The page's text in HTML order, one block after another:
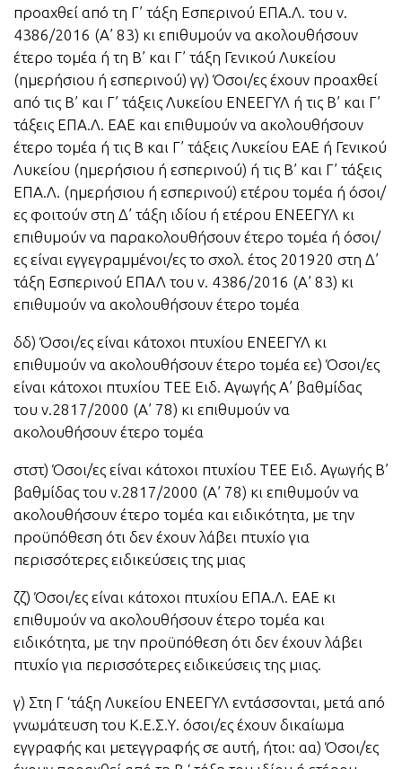
προαχθεί από τη Γ’ τάξη Εσπερινού ΕΠΑ.Λ. του ν.
4386/2016 (Α’ 83) κι επιθυμούν να ακολουθήσουν
έτερο τομέα ή τη Β’ και Γ’ τάξη Γενικού Λυκείου
(ημερήσιου ή εσπερινού) γγ) Όσοι/ες έχουν προαχθεί
από τις Β’ και Γ’ τάξεις Λυκείου ΕΝΕΕΓΥΛ ή τις Β’ και Γ’
τάξεις ΕΠΑ.Λ. ΕΑΕ και επιθυμούν να ακολουθήσουν
έτερο τομέα ή τις Β και Γ’ τάξεις Λυκείου ΕΑΕ ή Γενικού
Λυκείου (ημερήσιου ή εσπερινού) ή τις Β’ και Γ’ τάξεις
ΕΠΑ.Λ. (ημερήσιου ή εσπερινού) ετέρου τομέα ή όσοι/
ες φοιτούν στη Δ’ τάξη ιδίου ή ετέρου ΕΝΕΕΓΥΛ κι
επιθυμούν να παρακολουθήσουν έτερο τομέα ή όσοι/
ες είναι εγγεγραμμένοι/ες το σχολ. έτος 201920 στη Δ’
τάξη Εσπερινού ΕΠΑΛ του ν. 4386/2016 (Α’ 83) κι
επιθυμούν να ακολουθήσουν έτερο τομέα
δδ) Όσοι/ες είναι κάτοχοι πτυχίου ΕΝΕΕΓΥΛ κι
επιθυμούν να ακολουθήσουν έτερο τομέα εε) Όσοι/ες
είναι κάτοχοι πτυχίου TEE Ειδ. Αγωγής Α’ βαθμίδας
του ν.2817/2000 (Α’ 78) κι επιθυμούν να
ακολουθήσουν έτερο τομέα
στστ) Όσοι/ες είναι κάτοχοι πτυχίου TEE Ειδ. Αγωγής Β’
βαθμίδας του ν.2817/2000 (Α’ 78) κι επιθυμούν να
ακολουθήσουν έτερο τομέα και ειδικότητα, με την
προϋπόθεση ότι δεν έχουν λάβει πτυχίο για
περισσότερες ειδικεύσεις της μιας
ζζ) Όσοι/ες είναι κάτοχοι πτυχίου ΕΠΑ.Λ. ΕΑΕ κι
επιθυμούν να ακολουθήσουν έτερο τομέα και
ειδικότητα, με την προϋπόθεση ότι δεν έχουν λάβει
πτυχίο για περισσότερες ειδικεύσεις της μιας.
γ) Στη Γ ‘τάξη Λυκείου ΕΝΕΕΓΥΛ εντάσσονται, μετά από
γνωμάτευση του Κ.Ε.Σ.Υ. όσοι/ες έχουν δικαίωμα
εγγραφής και μετεγγραφής σε αυτή, ήτοι: αα) Όσοι/ες